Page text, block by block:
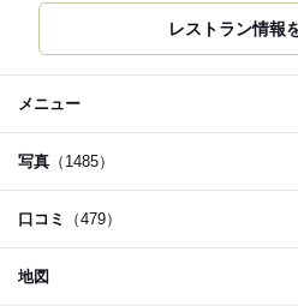
メニュー
写真 （1485）
口コミ （479）
地図